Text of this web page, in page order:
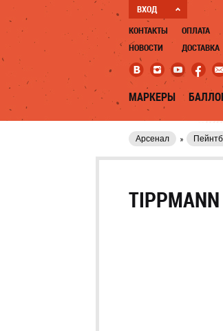
ВХОД
КОНТАКТЫ
НОВОСТИ
ОПЛАТА
ДОСТАВКА
МАРКЕРЫ
Арсенал
TIPPMANN